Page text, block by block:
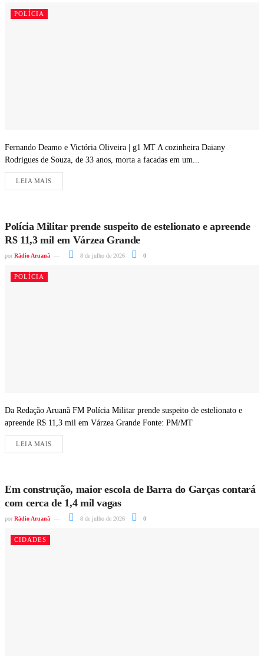
POLÍCIA
Fernando Deamo e Victória Oliveira | g1 MT A cozinheira Daiany
Rodrigues de Souza, de 33 anos, morta a facadas em um...
LEIA MAIS
Polícia Militar prende suspeito de estelionato e apreende
R$ 11,3 mil em Várzea Grande
por Rádio Aruanã 8 de julho de 2026 0
POLÍCIA
Da Redação Aruanã FM Polícia Militar prende suspeito de estelionato e
apreende R$ 11,3 mil em Várzea Grande Fonte: PM/MT
LEIA MAIS
Em construção, maior escola de Barra do Garças contará
com cerca de 1,4 mil vagas
por Rádio Aruanã 8 de julho de 2026 0
CIDADES